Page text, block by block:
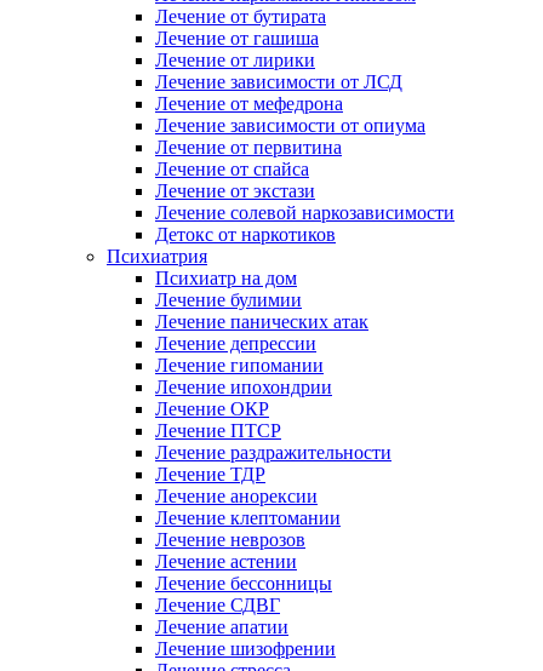
Лечение от бутирата
Лечение от гашиша
Лечение от лирики
Лечение зависимости от ЛСД
Лечение от мефедрона
Лечение зависимости от опиума
Лечение от первитина
Лечение от спайса
Лечение от экстази
Лечение солевой наркозависимости
Детокс от наркотиков
Психиатрия
Психиатр на дом
Лечение булимии
Лечение панических атак
Лечение депрессии
Лечение гипомании
Лечение ипохондрии
Лечение ОКР
Лечение ПТСР
Лечение раздражительности
Лечение ТДР
Лечение анорексии
Лечение клептомании
Лечение неврозов
Лечение астении
Лечение бессонницы
Лечение СДВГ
Лечение апатии
Лечение шизофрении